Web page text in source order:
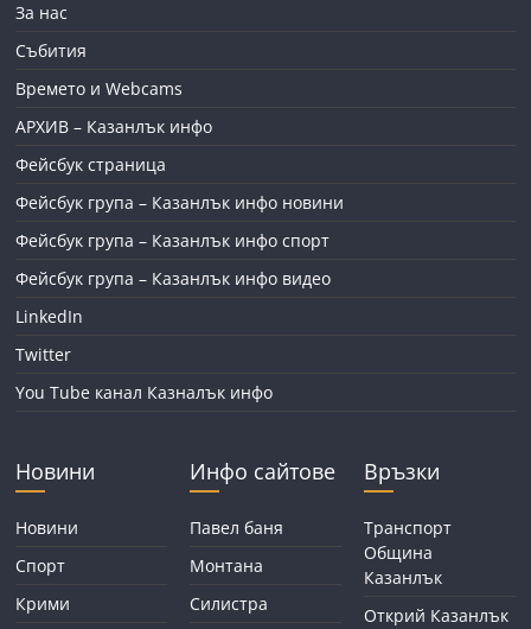
За нас
Събития
Времето и Webcams
АРХИВ – Казанлък инфо
Фейсбук страница
Фейсбук група – Казанлък инфо новини
Фейсбук група – Казанлък инфо спорт
Фейсбук група – Казанлък инфо видео
LinkedIn
Twitter
You Tube канал Казналък инфо
Новини
Новини
Спорт
Крими
Инфо сайтове
Павел баня
Монтана
Силистра
Връзки
Транспорт
Община
Казанлък
Открий Казанлък